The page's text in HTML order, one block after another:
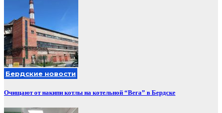
Бердские новости
Очищают от накипи котлы на котельной “Вега” в Бердске